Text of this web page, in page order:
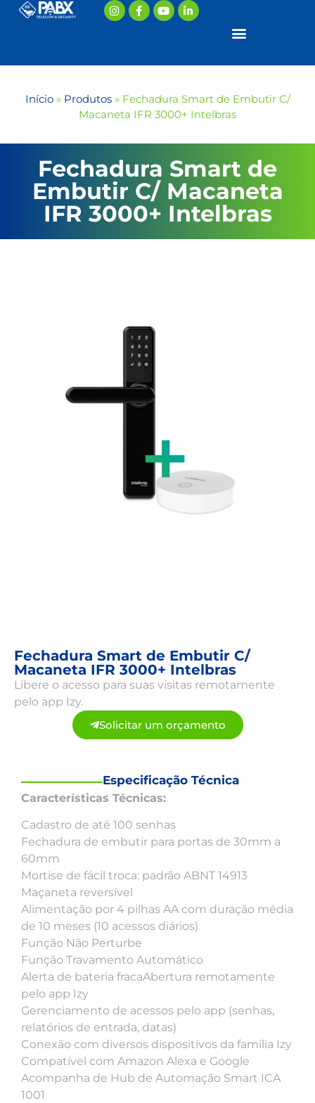
Início» Produtos» Fechadura Smart de Embutir C/
Macaneta IFR 3000+ Intelbras
Fechadura Smart de
Embutir C/ Macaneta
IFR 3000+ Intelbras
Fechadura Smart de Embutir C/
Macaneta IFR 3000+ Intelbras
Libere o acesso para suas visitas remotamente
pelo app Izy.
Solicitar um orçamento
Especificação Técnica
Características Técnicas:
Cadastro de até 100 senhas
Fechadura de embutir para portas de 30mm a
60mm
Mortise de fácil troca: padrão ABNT 14913
Maçaneta reversível
Alimentação por 4 pilhas AA com duração média
de 10 meses (10 acessos diários)
Função Não Perturbe
Função Travamento Automático
Alerta de bateria fracaAbertura remotamente
pelo app Izy
Gerenciamento de acessos pelo app (senhas,
relatórios de entrada, datas)
Conexão com diversos dispositivos da família Izy
Compatível com Amazon Alexa e Google
Acompanha de Hub de Automação Smart ICA
1001